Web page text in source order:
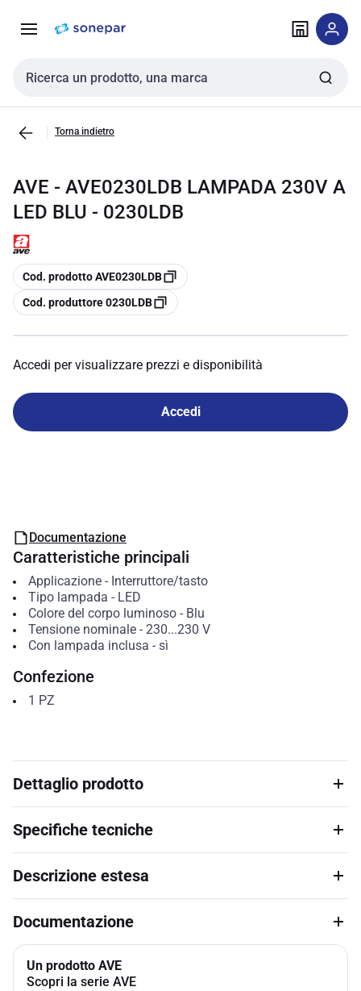
navigazione alla
Cerca input
Torna indietro
AVE - AVE0230LDB LAMPADA 230V A
LED BLU - 0230LDB
copia
Cod. prodotto AVE0230LDB
copia
Cod. produttore 0230LDB
Accedi per visualizzare prezzi e disponibilità
Accedi
Documentazione
Caratteristiche principali
Applicazione- Interruttore/tasto
Tipo lampada - LED
Colore del corpo luminoso- Blu
Tensione nominale- 230...230 V
Con lampada inclusa - sì
Confezione
1 PZ
Dettaglio prodotto
Specifiche tecniche
Descrizione estesa
Documentazione
Un prodotto AVE
Scopri la serie AVE